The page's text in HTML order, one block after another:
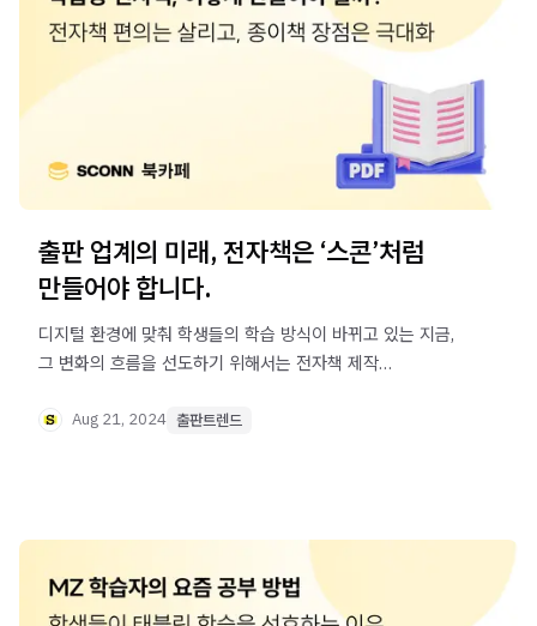
출판 업계의 미래, 전자책은 ‘스콘’처럼
만들어야 합니다.
디지털 환경에 맞춰 학생들의 학습 방식이 바뀌고 있는 지금,
그 변화의 흐름을 선도하기 위해서는 전자책 제작
Aug 21, 2024 출판트렌드